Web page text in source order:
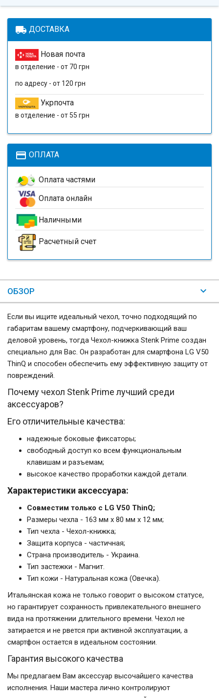
local_shipping ДОСТАВКА
Новая почта
в отделение - от 70 грн
по адресу - от 120 грн
Укрпочта
в отделение - от 55 грн
payment ОПЛАТА
Оплата частями
Оплата онлайн
Наличными
Расчетный счет
ОБЗОР
Если вы ищите идеальный чехол, точно подходящий по
габаритам вашему смартфону, подчеркивающий ваш
деловой уровень, тогда Чехол-книжка Stenk Prime создан
специально для Вас. Он разработан для смартфона LG V50
ThinQ и способен обеспечить ему эффективную защиту от
повреждений.
Почему чехол Stenk Prime лучший среди
аксессуаров?
Его отличительные качества:
надежные боковые фиксаторы;
свободный доступ ко всем функциональным
клавишам и разъемам;
высокое качество проработки каждой детали.
Характеристики аксессуара:
Совместим только с LG V50 ThinQ;
Размеры чехла - 163 мм x 80 мм x 12 мм;
Тип чехла - Чехол-книжка;
Защита корпуса - частичная;
Страна производитель - Украина.
Тип застежки - Магнит.
Тип кожи - Натуральная кожа (Овечка).
Итальянская кожа не только говорит о высоком статусе,
но гарантирует сохранность привлекательного внешнего
вида на протяжении длительного времени. Чехол не
затирается и не рвется при активной эксплуатации, а
смартфон остается в идеальном состоянии.
Гарантия высокого качества
Мы предлагаем Вам аксессуар высочайшего качества
исполнения. Наши мастера лично контролируют